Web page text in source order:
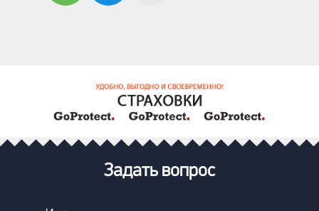
Задать вопрос